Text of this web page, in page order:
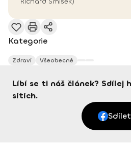
Kategorie
Zdraví Všeobecné
Líbí se ti náš článek? Sdílej
sítích.
Sdílet